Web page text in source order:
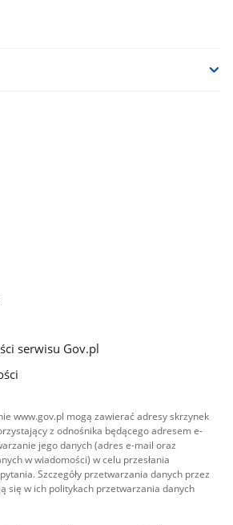
serwisu Gov.pl
www.gov.pl mogą zawierać adresy skrzynek
z odnośnika będącego adresem e-
jego danych (adres e-mail oraz
w wiadomości) w celu przesłania
Szczegóły przetwarzania danych przez
się w ich politykach przetwarzania danych